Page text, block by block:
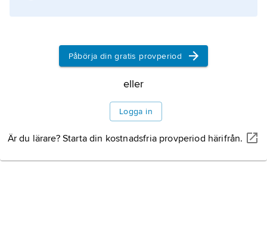
Påbörja din gratis provperiod
eller
Logga in
Är du lärare? Starta din kostnadsfria provperiod härifrån.